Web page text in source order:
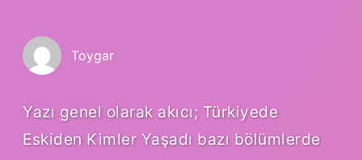
Toygar
Yazı genel olarak akıcı; Türkiyede
Eskiden Kimler Yaşadı bazı bölümlerde